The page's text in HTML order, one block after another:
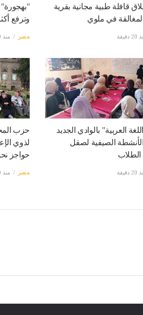
قافلة طبية مجانية بقرية
في ملوي
"بهجورة"
وترفع أكثر من 8
مصر منذ 20 دقيقة
العربية" بالوادي الجديد
الصيفية لصقل
حزب
لذوي
حواجز نحو
مصر منذ 20 دقيقة